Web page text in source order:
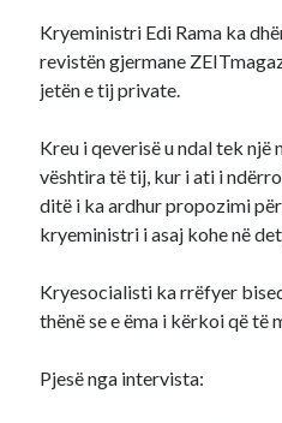
Kryeministri Edi Rama ka
revistën gjermane
jetën e tij private.
Kreu i qeverisë u ndal tek një
vështira të tij, kur i ati i
ditë i ka ardhur propozimi
kryeministri i asaj kohe në
Kryesocialisti ka rrëfyer
thënë se e ëma i kërkoi që të
Pjesë nga intervista: